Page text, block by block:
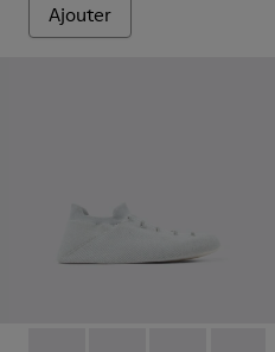
Ajouter